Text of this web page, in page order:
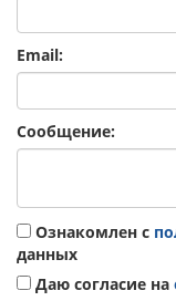
Email:
Сообщение:
Ознакомлен с
данных
Даю согласие на